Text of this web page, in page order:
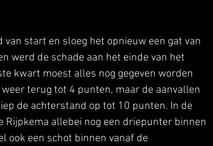
start en sloeg het opnieuw een gat van
werd de schade aan het einde van het
kwart moest alles nog gegeven worden
terug tot 4 punten, maar de aanvallen
de achterstand op tot 10 punten. In de
allebei nog een driepunter binnen
ook een schot binnen vanaf de